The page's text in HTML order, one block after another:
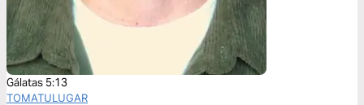
Gálatas 5:13
TOMATULUGAR